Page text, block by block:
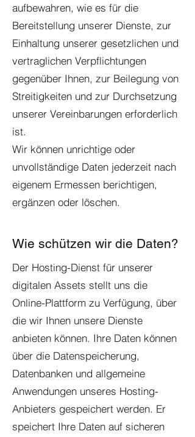
aufbewahren, wie es für die
Bereitstellung unserer Dienste, zur
Einhaltung unserer gesetzlichen und
vertraglichen Verpflichtungen
gegenüber Ihnen, zur Beilegung von
Streitigkeiten und zur Durchsetzung
unserer Vereinbarungen erforderlich
ist.
Wir können unrichtige oder
unvollständige Daten jederzeit nach
eigenem Ermessen berichtigen,
ergänzen oder löschen.
Wie schützen wir die Daten?
Der Hosting-Dienst für unserer
digitalen Assets stellt uns die
Online-Plattform zu Verfügung, über
die wir Ihnen unsere Dienste
anbieten können. Ihre Daten können
über die Datenspeicherung,
Datenbanken und allgemeine
Anwendungen unseres Hosting-
Anbieters gespeichert werden. Er
speichert Ihre Daten auf sicheren